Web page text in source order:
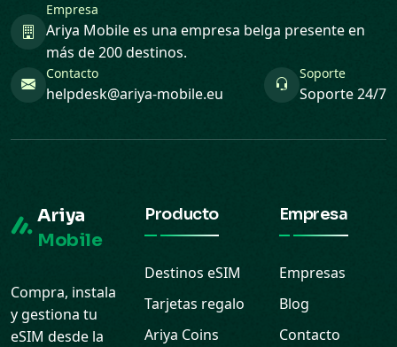
Empresa
Ariya Mobile es una empresa belga presente en
más de 200 destinos.
Contacto
helpdesk@ariya-mobile.eu
Soporte
Soporte 24/7
Ariya
Mobile
Compra, instala
y gestiona tu
eSIM desde la
Producto
Destinos eSIM
Tarjetas regalo
Ariya Coins
Empresa
Empresas
Blog
Contacto